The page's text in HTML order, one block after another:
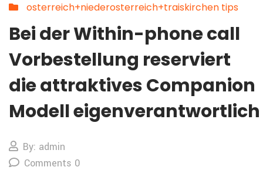
osterreich+niederosterreich+traiskirchen tips
Bei der Within-phone call
Vorbestellung reserviert
die attraktives Companion
Modell eigenverantwortlich
By: admin
Comments 0